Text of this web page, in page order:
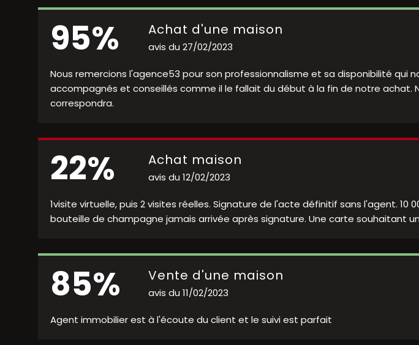
95% Achat d'une maison
avis du 27/02/2023
Nous remercions l'agence53 pour son professionnalisme et sa disponibilité qui
accompagnés et conseillés comme il le fallait du début à la fin de notre achat.
correspondra.
22% Achat maison
avis du 12/02/2023
1visite virtuelle, puis 2 visites réelles. Signature de l'acte définitif sans l'agent.
bouteille de champagne jamais arrivée après signature. Une carte souhaitant
85% Vente d'une maison
avis du 11/02/2023
Agent immobilier est à l'écoute du client et le suivi est parfait